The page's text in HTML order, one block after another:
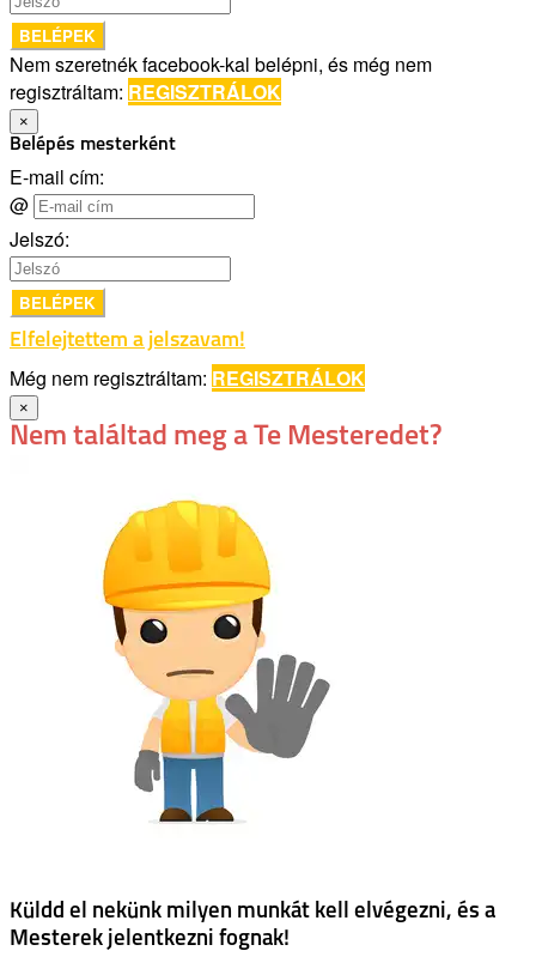
BELÉPEK
Nem szeretnék facebook-kal belépni, és még nem
regisztráltam: REGISZTRÁLOK
×
Belépés mesterként
E-mail cím:
@
Jelszó:
BELÉPEK
Elfelejtettem a jelszavam!
Még nem regisztráltam: REGISZTRÁLOK
×
Nem találtad meg a Te Mesteredet?
Küldd el nekünk milyen munkát kell elvégezni, és a
Mesterek jelentkezni fognak!